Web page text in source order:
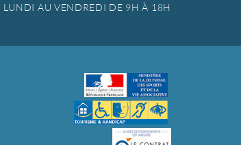
LUNDI AU VENDREDI DE 9H À 18H